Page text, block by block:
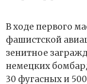
В ходе первого
фашистской
зенитное
немецких
30 фугасных и